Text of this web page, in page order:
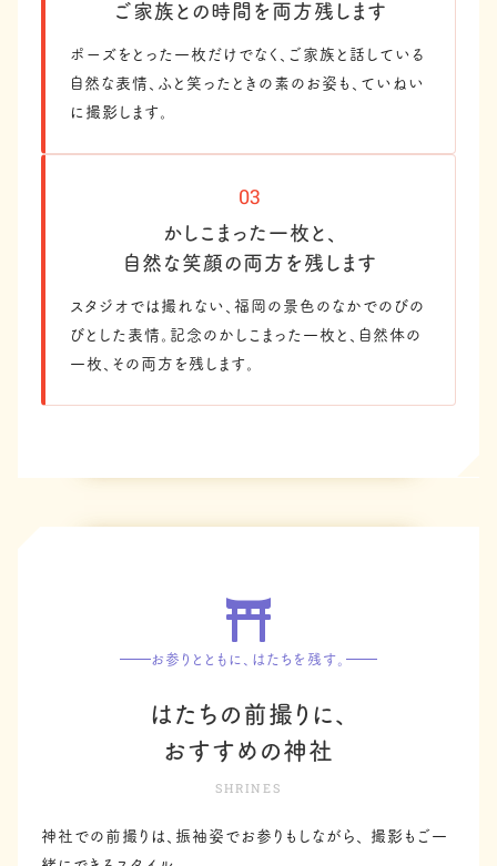
ご家族との時間を両方残します
ポーズをとった一枚だけでなく、ご家族と話している
自然な表情、ふと笑ったときの素のお姿も、ていねい
に撮影します。
03
かしこまった一枚と、
自然な笑顔の両方を残します
スタジオでは撮れない、福岡の景色のなかでのびの
びとした表情。記念のかしこまった一枚と、自然体の
一枚、その両方を残します。
お参りとともに、はたちを残す。
はたちの前撮りに、
おすすめの神社
SHRINES
神社での前撮りは、振袖姿でお参りもしながら、
撮影もご一